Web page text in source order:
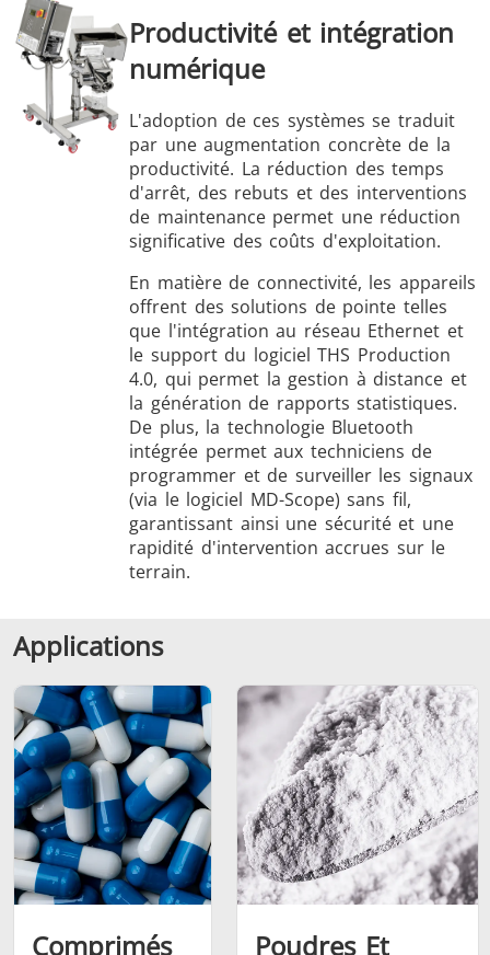
Productivité et intégration
numérique
L'adoption de ces systèmes se traduit
par une augmentation concrète de la
productivité. La réduction des temps
d'arrêt, des rebuts et des interventions
de maintenance permet une réduction
significative des coûts d'exploitation.
En matière de connectivité, les appareils
offrent des solutions de pointe telles
que l'intégration au réseau Ethernet et
le support du logiciel THS Production
4.0, qui permet la gestion à distance et
la génération de rapports statistiques.
De plus, la technologie Bluetooth
intégrée permet aux techniciens de
programmer et de surveiller les signaux
(via le logiciel MD-Scope) sans fil,
garantissant ainsi une sécurité et une
rapidité d'intervention accrues sur le
terrain.
Applications
Comprimés
Poudres Et